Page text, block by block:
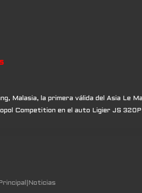
Malasia, la primera válida del Asia Le
Competition en el auto Ligier JS 320P
Noticias